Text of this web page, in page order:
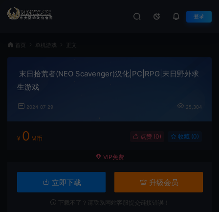
登录
首页 单机游戏 正文
末日拾荒者(NEO Scavenger)汉化|PC|RPG|末日野外求
生游戏
2024-07-29 25,304
¥ 0 M币 点赞 (0) 收藏 (0)
VIP免费
立即下载 升级会员
下载不了？请联系网站客服提交链接错误！